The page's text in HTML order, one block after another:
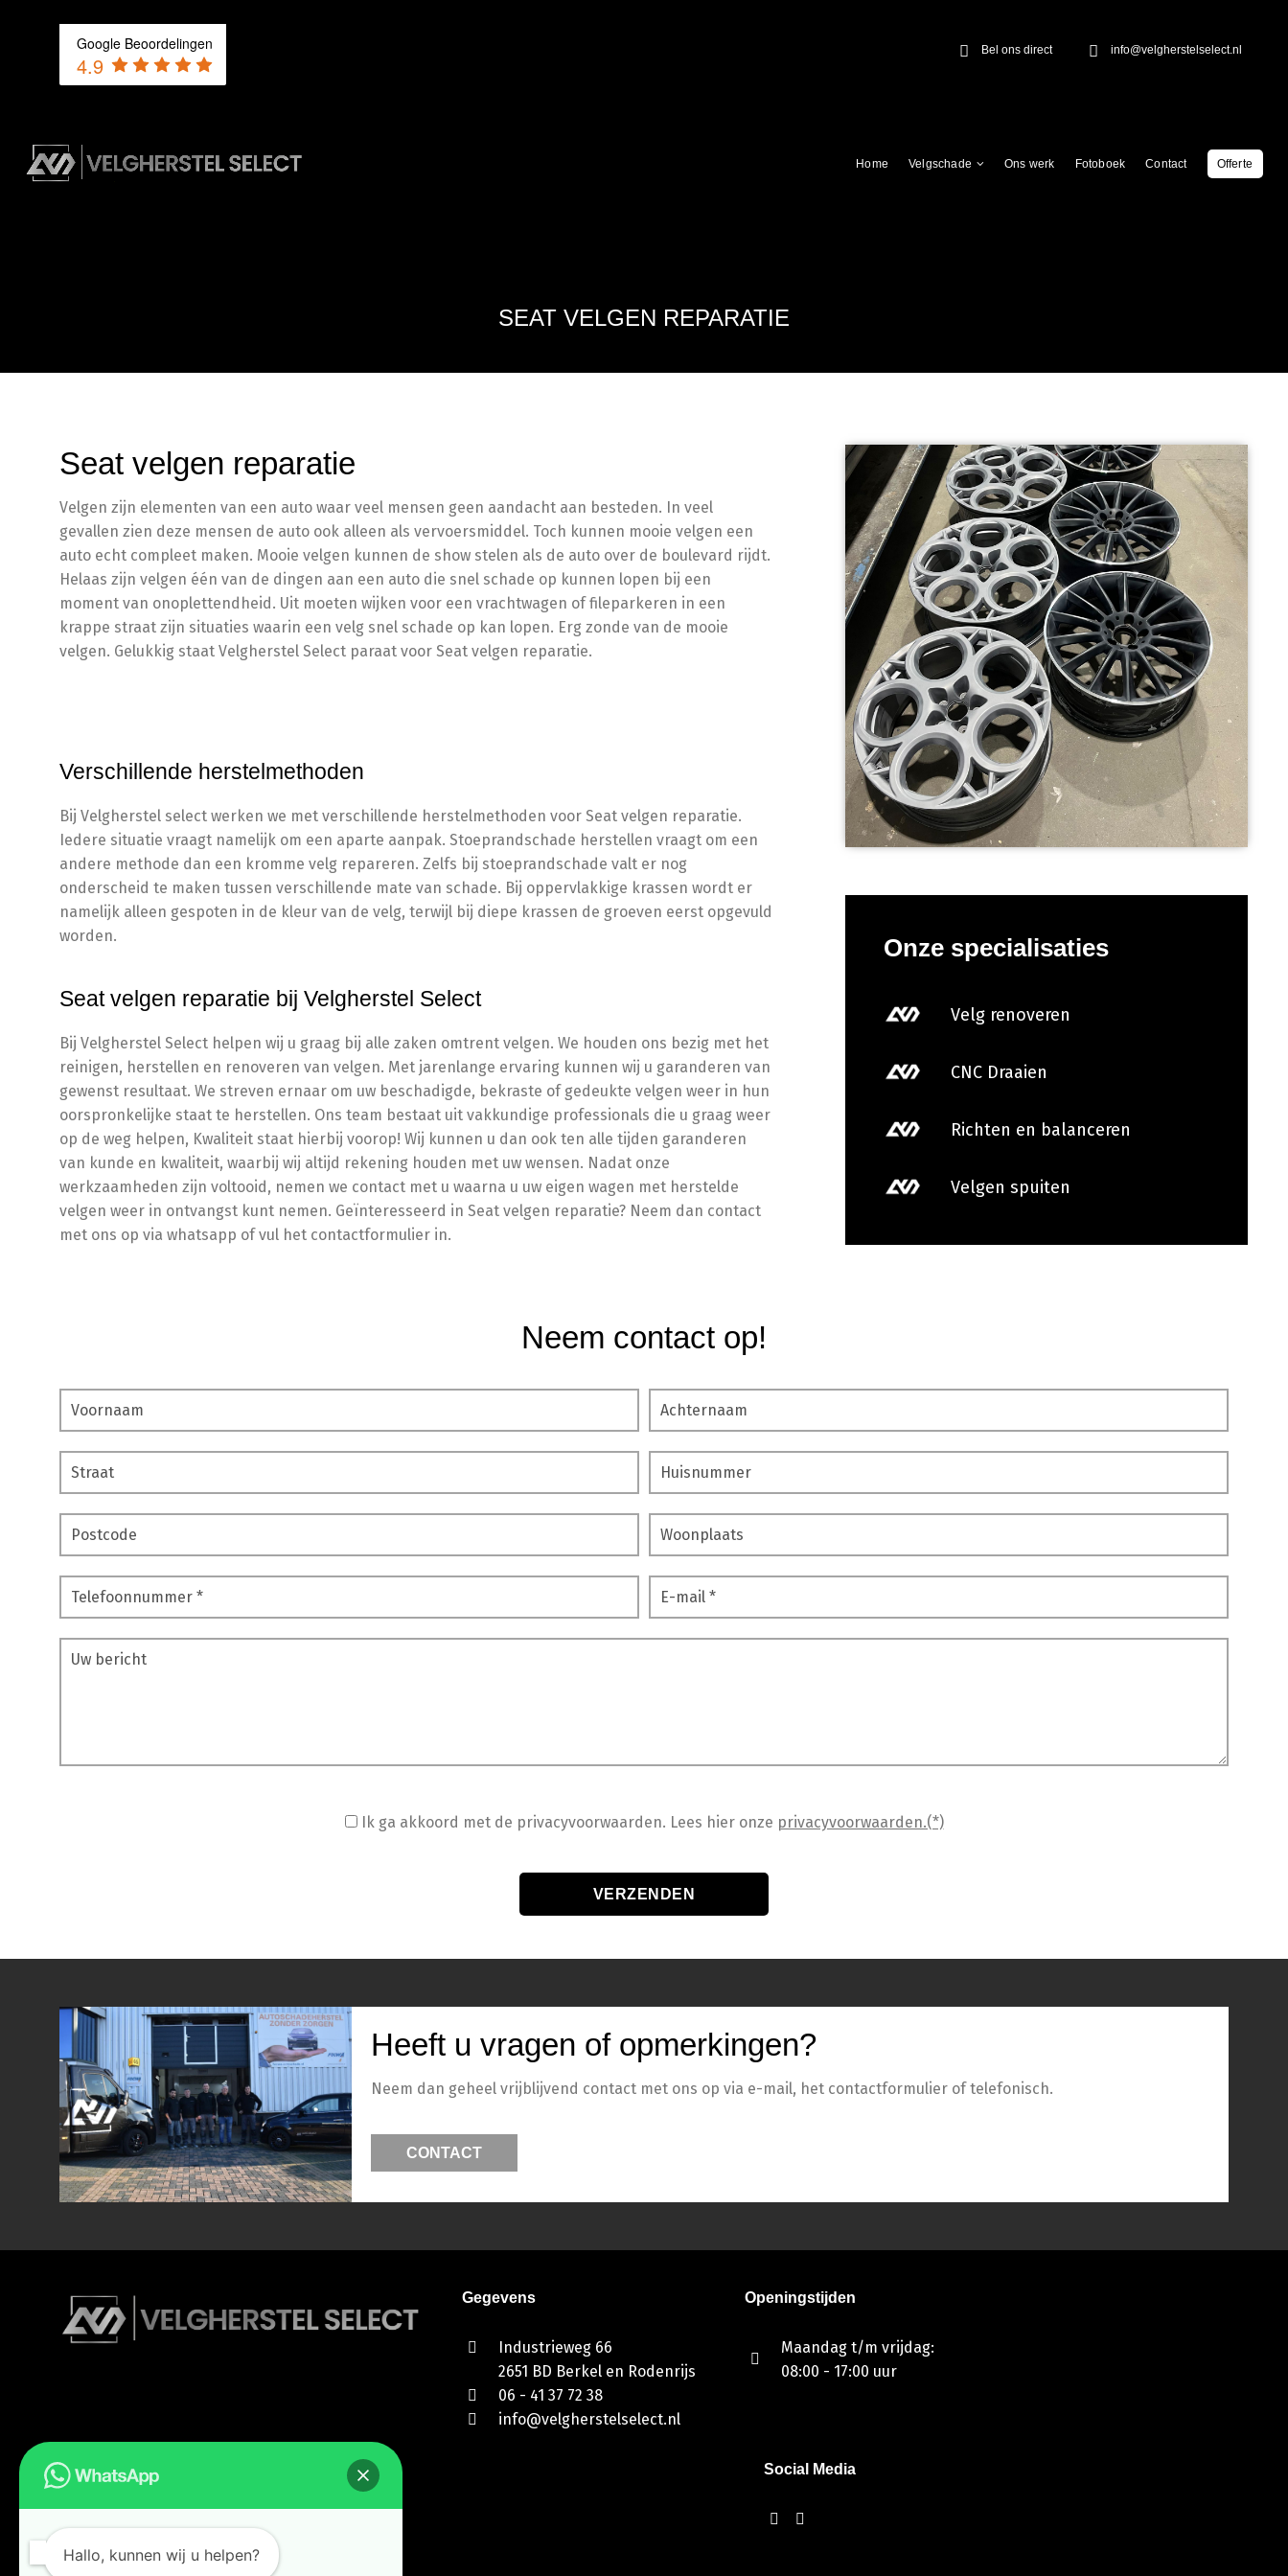
Google Beoordelingen
4.9
Bel ons direct info@velgherstelselect.nl
Home Velgschade Ons werk Fotoboek Contact Offerte
SEAT VELGEN REPARATIE
Seat velgen reparatie
Velgen zijn elementen van een auto waar veel mensen geen aandacht aan besteden. In veel
gevallen zien deze mensen de auto ook alleen als vervoersmiddel. Toch kunnen mooie velgen een
auto echt compleet maken. Mooie velgen kunnen de show stelen als de auto over de boulevard rijdt.
Helaas zijn velgen één van de dingen aan een auto die snel schade op kunnen lopen bij een
moment van onoplettendheid. Uit moeten wijken voor een vrachtwagen of fileparkeren in een
krappe straat zijn situaties waarin een velg snel schade op kan lopen. Erg zonde van de mooie
velgen. Gelukkig staat Velgherstel Select paraat voor Seat velgen reparatie.
Verschillende herstelmethoden
Bij Velgherstel select werken we met verschillende herstelmethoden voor Seat velgen reparatie.
Iedere situatie vraagt namelijk om een aparte aanpak. Stoeprandschade herstellen vraagt om een
andere methode dan een kromme velg repareren. Zelfs bij stoeprandschade valt er nog
onderscheid te maken tussen verschillende mate van schade. Bij oppervlakkige krassen wordt er
namelijk alleen gespoten in de kleur van de velg, terwijl bij diepe krassen de groeven eerst opgevuld
worden.
Seat velgen reparatie bij Velgherstel Select
Bij Velgherstel Select helpen wij u graag bij alle zaken omtrent velgen. We houden ons bezig met het
reinigen, herstellen en renoveren van velgen. Met jarenlange ervaring kunnen wij u garanderen van
gewenst resultaat. We streven ernaar om uw beschadigde, bekraste of gedeukte velgen weer in hun
oorspronkelijke staat te herstellen. Ons team bestaat uit vakkundige professionals die u graag weer
op de weg helpen, Kwaliteit staat hierbij voorop! Wij kunnen u dan ook ten alle tijden garanderen
van kunde en kwaliteit, waarbij wij altijd rekening houden met uw wensen. Nadat onze
werkzaamheden zijn voltooid, nemen we contact met u waarna u uw eigen wagen met herstelde
velgen weer in ontvangst kunt nemen. Geïnteresseerd in Seat velgen reparatie? Neem dan contact
met ons op via whatsapp of vul het contactformulier in.
Onze specialisaties
Velg renoveren
CNC Draaien
Richten en balanceren
Velgen spuiten
Neem contact op!
Ik ga akkoord met de privacyvoorwaarden. Lees hier onze privacyvoorwaarden.(*)
Heeft u vragen of opmerkingen?
Neem dan geheel vrijblijvend contact met ons op via e-mail, het contactformulier of telefonisch.
CONTACT
Gegevens
Industrieweg 66
2651 BD Berkel en Rodenrijs
06 - 41 37 72 38
info@velgherstelselect.nl
Openingstijden
Maandag t/m vrijdag:
08:00 - 17:00 uur
Social Media
Hallo, kunnen wij u helpen?